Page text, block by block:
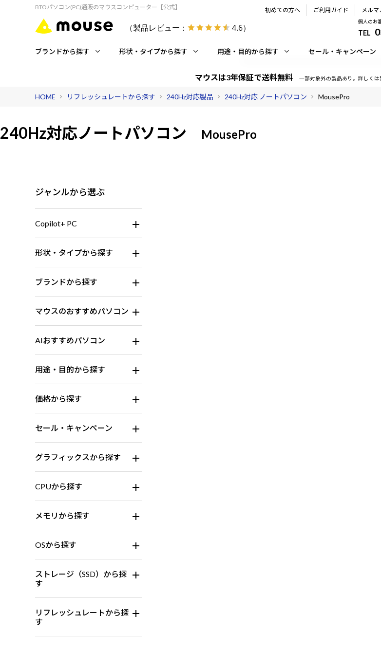
BTOパソコン(PC)通販のマウスコンピューター【公式】
（製品レビュー： 4.6）
初めての方へ ご利用ガイド メルマ
個人のお
TEL
ブランドから探す 形状・タイプから探す 用途・目的から探す セール・キャンペーン
マウスは3年保証で送料無料 一部対象外の製品あり。詳しくは
HOME リフレッシュレートから探す 240Hz対応製品 240Hz対応 ノートパソコン MousePro
240Hz対応ノートパソコン MousePro
ジャンルから選ぶ
Copilot+ PC
形状・タイプから探す
ブランドから探す
マウスのおすすめパソコン
AIおすすめパソコン
用途・目的から探す
価格から探す
セール・キャンペーン
グラフィックスから探す
CPUから探す
メモリから探す
OSから探す
ストレージ（SSD）から探
す
リフレッシュレートから探
す